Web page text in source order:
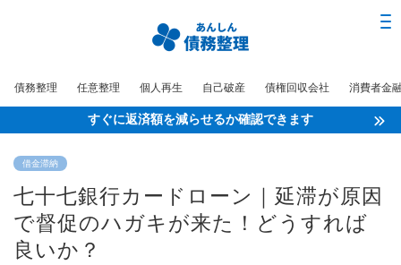
債務整理 任意整理 個人再生 自己破産 債権回収会社 消費者金
すぐに返済額を減らせるか確認できます
借金滞納
七十七銀行カードローン｜延滞が原因
で督促のハガキが来た！どうすれば
良いか？